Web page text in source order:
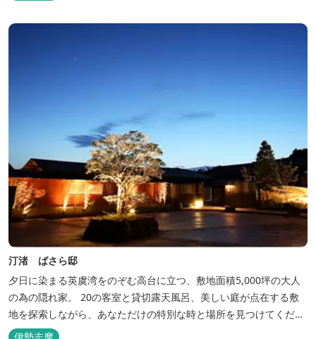
汀渚 ばさら邸
夕日に染まる英虞湾をのぞむ高台に立つ、敷地面積5,000坪の大人
の為の隠れ家。 20の客室と貸切露天風呂、美しい庭が点在する敷
地を探索しながら、あなただけの特別な時と場所を見つけてくださ
い。